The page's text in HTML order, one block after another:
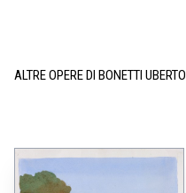
ALTRE OPERE DI BONETTI UBERTO